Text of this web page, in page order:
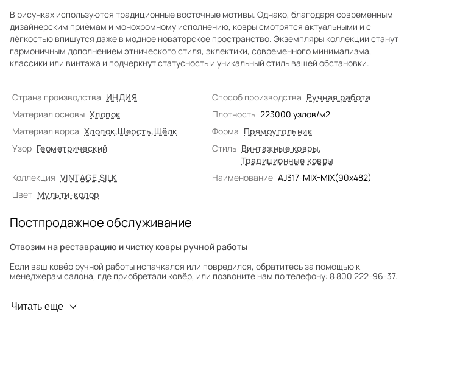
В рисунках используются традиционные восточные мотивы. Однако, благодаря современным
дизайнерским приёмам и монохромному исполнению, ковры смотрятся актуальными и с
лёгкостью впишутся даже в модное новаторское пространство. Экземпляры коллекции станут
гармоничным дополнением этнического стиля, эклектики, современного минимализма,
классики или винтажа и подчеркнут статусность и уникальный стиль вашей обстановки.
Страна производства ИНДИЯ Способ производства Ручная работа
Материал основы Хлопок Плотность 223000 узлов/м2
Материал ворса Хлопок,Шерсть,Шёлк Форма Прямоугольник
Узор Геометрический Стиль Винтажные ковры,
Традиционные ковры
Коллекция VINTAGE SILK Наименование AJ317-MIX-MIX(90x482)
Цвет Мульти-колор
Постпродажное обслуживание
Отвозим на реставрацию и чистку ковры ручной работы
Если ваш ковёр ручной работы испачкался или повредился, обратитесь за помощью к
менеджерам салона, где приобретали ковёр, или позвоните нам по телефону: 8 800 222-96-37.
Профилактика износа
Читать еще